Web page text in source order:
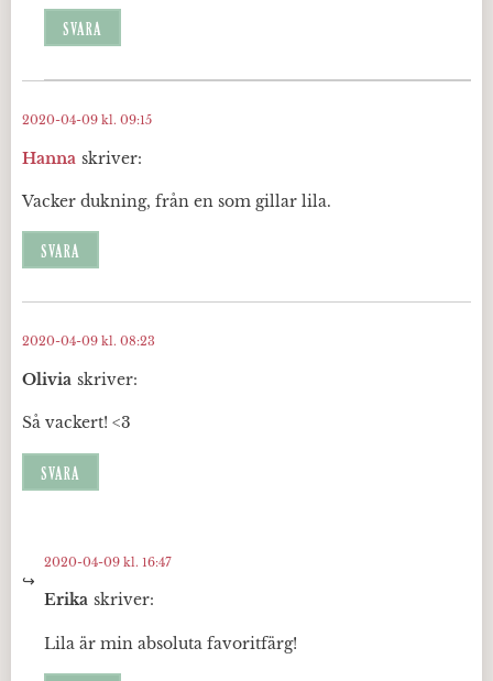
SVARA
Hanna skriver:
2020-04-09 kl. 09:15
Vacker dukning, från en som gillar lila.
SVARA
Olivia skriver:
2020-04-09 kl. 08:23
Så vackert! <3
SVARA
Erika skriver:
2020-04-09 kl. 16:47
Lila är min absoluta favoritfärg!